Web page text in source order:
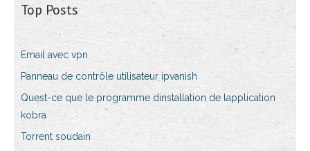
Top Posts
Email avec vpn
Panneau de contrôle utilisateur ipvanish
Quest-ce que le programme dinstallation de lapplication
kobra
Torrent soudain